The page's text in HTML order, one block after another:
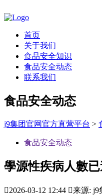
首页
关于我们
食品安全知识
食品安全动态
联系我们
食品安全动态
j9集团官网官方直营平台 >
食品安全动态
學源性疾病人數
2026-03-12 12:44 来源: j9